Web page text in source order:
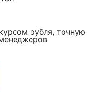
рубля, точную